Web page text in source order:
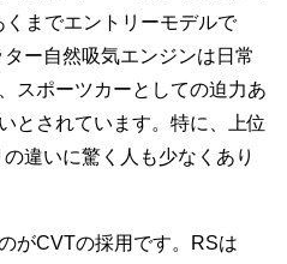
までエントリーモデルで
ー自然吸気エンジンは日常
スポーツカーとしての迫力あ
とされています。特に、上位
違いに驚く人も少なくあり
がCVTの採用です。RSは